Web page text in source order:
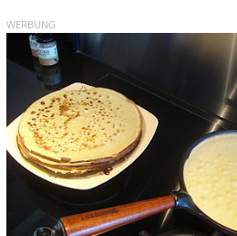
WERBUNG